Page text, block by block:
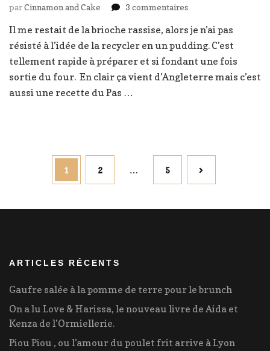
parCinnamon and Cake 3 commentairessur
au
chocolat
noir
Il me restait de la brioche rassise, alors je n’ai pas
résisté à l’idée de la recycler en un pudding. C’est
tellement rapide à préparer et si fondant une fois
sortie du four. En clair ça vient d’Angleterre mais c’est
aussi une recette du Pas …
Pagination
Page
1 Page
2 … Page
5
ARTICLES RÉCENTS
Gaufre salée à la pomme de terre pour le brunch
On a lu Love & Harissa, le nouveau livre de Aida et
Kenza de l’Ormiellerie.
Piou Piou , ou l’amour du poulet frit arrive à Lyon